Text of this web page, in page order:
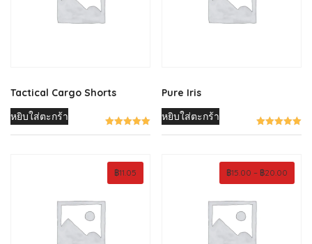
Tactical Cargo Shorts
หยิบใส่ตะกร้า
Pure Iris
หยิบใส่ตะกร้า
฿11.05 ฿15.00 – ฿20.00